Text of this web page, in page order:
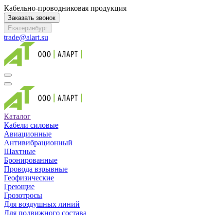
Кабельно-проводниковая продукция
Заказать звонок
Екатеринбург
trade@alart.su
Каталог
Кабели силовые
Авиационные
Антивибрационный
Шахтные
Бронированные
Провода взрывные
Геофизические
Греющие
Грозотросы
Для воздушных линий
Для подвижного состава